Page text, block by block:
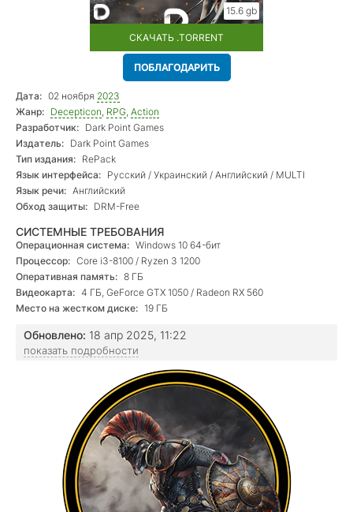
15.6 gb
СКАЧАТЬ .TORRENT
ПОБЛАГОДАРИТЬ
Дата: 02 ноября 2023
Жанр: Decepticon, RPG, Action
Разработчик: Dark Point Games
Издатель: Dark Point Games
Тип издания: RePack
Язык интерфейса: Русский / Украинский / Английский / MULTI
Язык речи: Английский
Обход защиты: DRM-Free
СИСТЕМНЫЕ ТРЕБОВАНИЯ
Операционная система: Windows 10 64-бит
Процессор: Core i3-8100 / Ryzen 3 1200
Оперативная память: 8 ГБ
Видеокарта: 4 ГБ, GeForce GTX 1050 / Radeon RX 560
Место на жестком диске: 19 ГБ
Обновлено: 18 апр 2025, 11:22
показать подробности